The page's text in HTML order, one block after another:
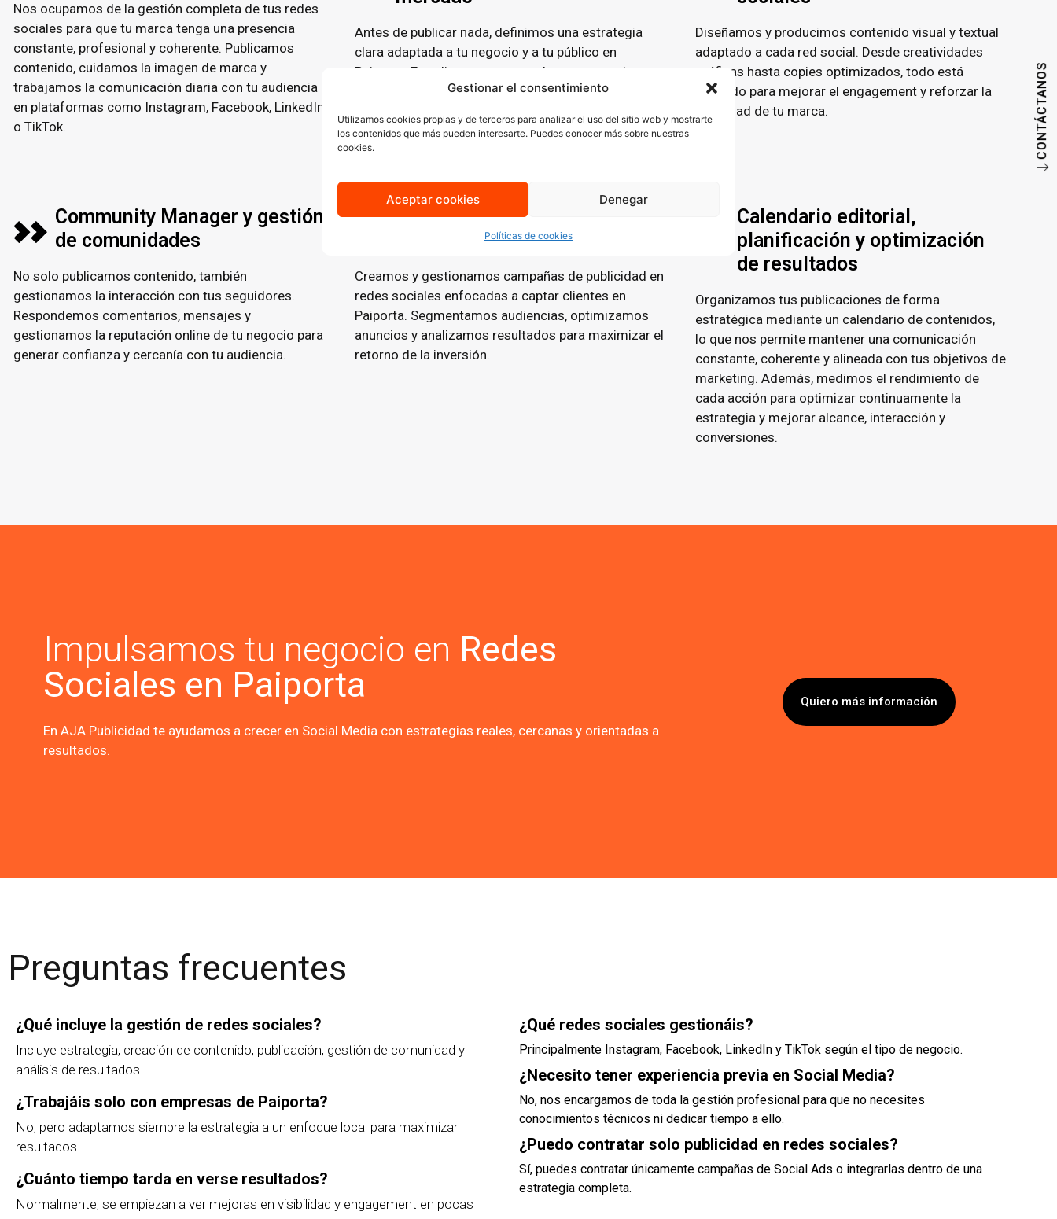
Gestionar el consentimiento
Utilizamos cookies propias y de terceros para analizar el uso del sitio web y mostrarte
los contenidos que más pueden interesarte. Puedes conocer más sobre nuestras
cookies.
Aceptar cookies Denegar
Políticas de cookies
CONTÁCTANOS
Nos ocupamos de la gestión completa de tus redes
sociales para que tu marca tenga una presencia
constante, profesional y coherente. Publicamos
contenido, cuidamos la imagen de marca y
trabajamos la comunicación diaria con tu audiencia
en plataformas como Instagram, Facebook, LinkedIn
o TikTok.
Antes de publicar nada, definimos una estrategia
clara adaptada a tu negocio y a tu público en
Paiporta.
Estudiamos tu sector, la competencia, tu
posicionamiento actual y a tu cliente ideal para
adaptado a lo que realmente funciona en tu
mercado.
Diseñamos y producimos contenido visual y textual
adaptado a cada red social. Desde creatividades
gráficas hasta copies optimizados, todo está
pensado para mejorar el engagement y reforzar la
identidad de tu marca.
Community Manager y gestión
de comunidades
No solo publicamos contenido, también
gestionamos la interacción con tus seguidores.
Respondemos comentarios, mensajes y
gestionamos la reputación online de tu negocio para
generar confianza y cercanía con tu audiencia.
Publicidad en Redes Sociales
(Social Ads)
Creamos y gestionamos campañas de publicidad en
redes sociales enfocadas a captar clientes en
Paiporta. Segmentamos audiencias, optimizamos
anuncios y analizamos resultados para maximizar el
retorno de la inversión.
Calendario editorial,
planificación y optimización
de resultados
Organizamos tus publicaciones de forma
estratégica mediante un calendario de contenidos,
lo que nos permite mantener una comunicación
constante, coherente y alineada con tus objetivos de
marketing. Además, medimos el rendimiento de
cada acción para optimizar continuamente la
estrategia y mejorar alcance, interacción y
conversiones.
Impulsamos tu negocio en Redes
Sociales en Paiporta
En AJA Publicidad te ayudamos a crecer en Social Media con estrategias reales, cercanas y orientadas a
resultados.
Quiero más información
Preguntas frecuentes
¿Qué incluye la gestión de redes sociales?
Incluye estrategia, creación de contenido, publicación, gestión de comunidad y
análisis de resultados.
¿Trabajáis solo con empresas de Paiporta?
No, pero adaptamos siempre la estrategia a un enfoque local para maximizar
resultados.
¿Cuánto tiempo tarda en verse resultados?
Normalmente, se empiezan a ver mejoras en visibilidad y engagement en pocas
¿Qué redes sociales gestionáis?
Principalmente Instagram, Facebook, LinkedIn y TikTok según el tipo de negocio.
¿Necesito tener experiencia previa en Social Media?
No, nos encargamos de toda la gestión profesional para que no necesites
conocimientos técnicos ni dedicar tiempo a ello.
¿Puedo contratar solo publicidad en redes sociales?
Sí, puedes contratar únicamente campañas de Social Ads o integrarlas dentro de una
estrategia completa.